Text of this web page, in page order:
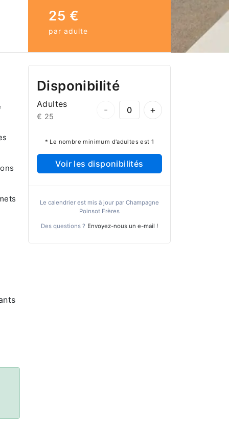
25 €
par adulte
Disponibilité
Adultes
€ 25
- +
* Le nombre minimum d'adultes est 1
Voir les disponibilités
Le calendrier est mis à jour par Champagne
Poinsot Frères
Des questions ? Envoyez-nous un e-mail !